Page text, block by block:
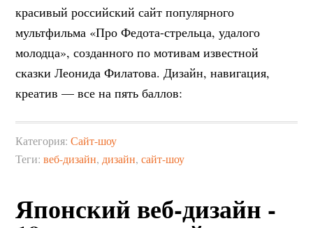
красивый российский сайт популярного
мультфильма «Про Федота-стрельца, удалого
молодца», созданного по мотивам известной
сказки Леонида Филатова. Дизайн, навигация,
креатив — все на пять баллов:
Категория:Сайт-шоу
Теги:веб-дизайн, дизайн,сайт-шоу
Японский веб-дизайн -